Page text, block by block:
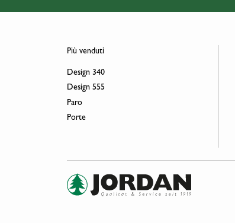
Più venduti
Design 340
Design 555
Paro
Porte